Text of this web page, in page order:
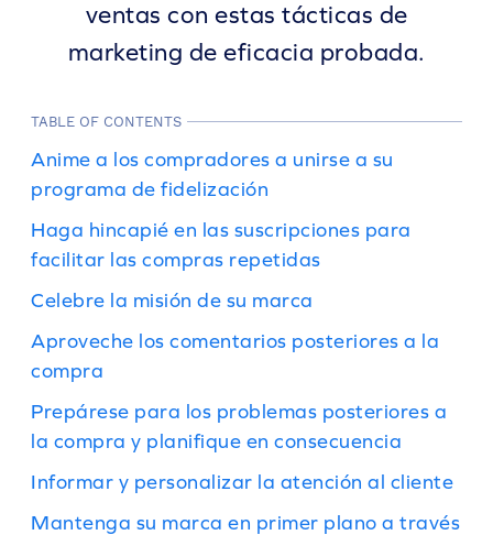
ventas con estas tácticas de
marketing de eficacia probada.
TABLE OF CONTENTS
Anime a los compradores a unirse a su
programa de fidelización
Haga hincapié en las suscripciones para
facilitar las compras repetidas
Celebre la misión de su marca
Aproveche los comentarios posteriores a la
compra
Prepárese para los problemas posteriores a
la compra y planifique en consecuencia
Informar y personalizar la atención al cliente
Mantenga su marca en primer plano a través